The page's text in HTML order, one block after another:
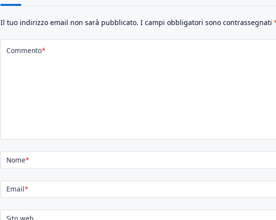
Il tuo indirizzo email non sarà pubblicato. I campi obbligatori sono contrassegnati
Commento*
Nome*
Email*